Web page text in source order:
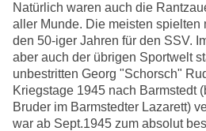
Natürlich waren auch die
aller Munde. Die meisten spielten
den 50-iger Jahren für den SSV.
aber auch der übrigen Sportwelt
unbestritten Georg "Schorsch"
Kriegstage 1945 nach Barmstedt
Bruder im Barmstedter Lazarett)
war ab Sept.1945 zum absolut